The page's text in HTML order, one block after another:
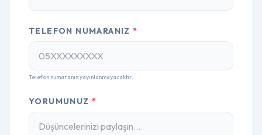
TELEFON NUMARANIZ*
Telefon numaranız yayınlanmayacaktır.
YORUMUNUZ*